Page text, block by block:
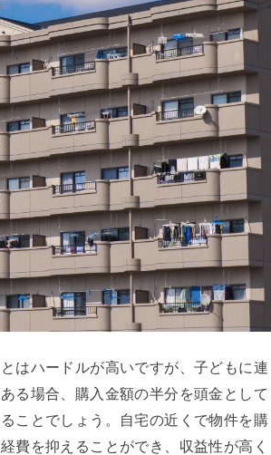
はハードルが高いですが、子どもに連
る場合、購入金額の半分を頭金として
ことでしょう。自宅の近くで物件を購
費を抑えることができ、収益性が高く